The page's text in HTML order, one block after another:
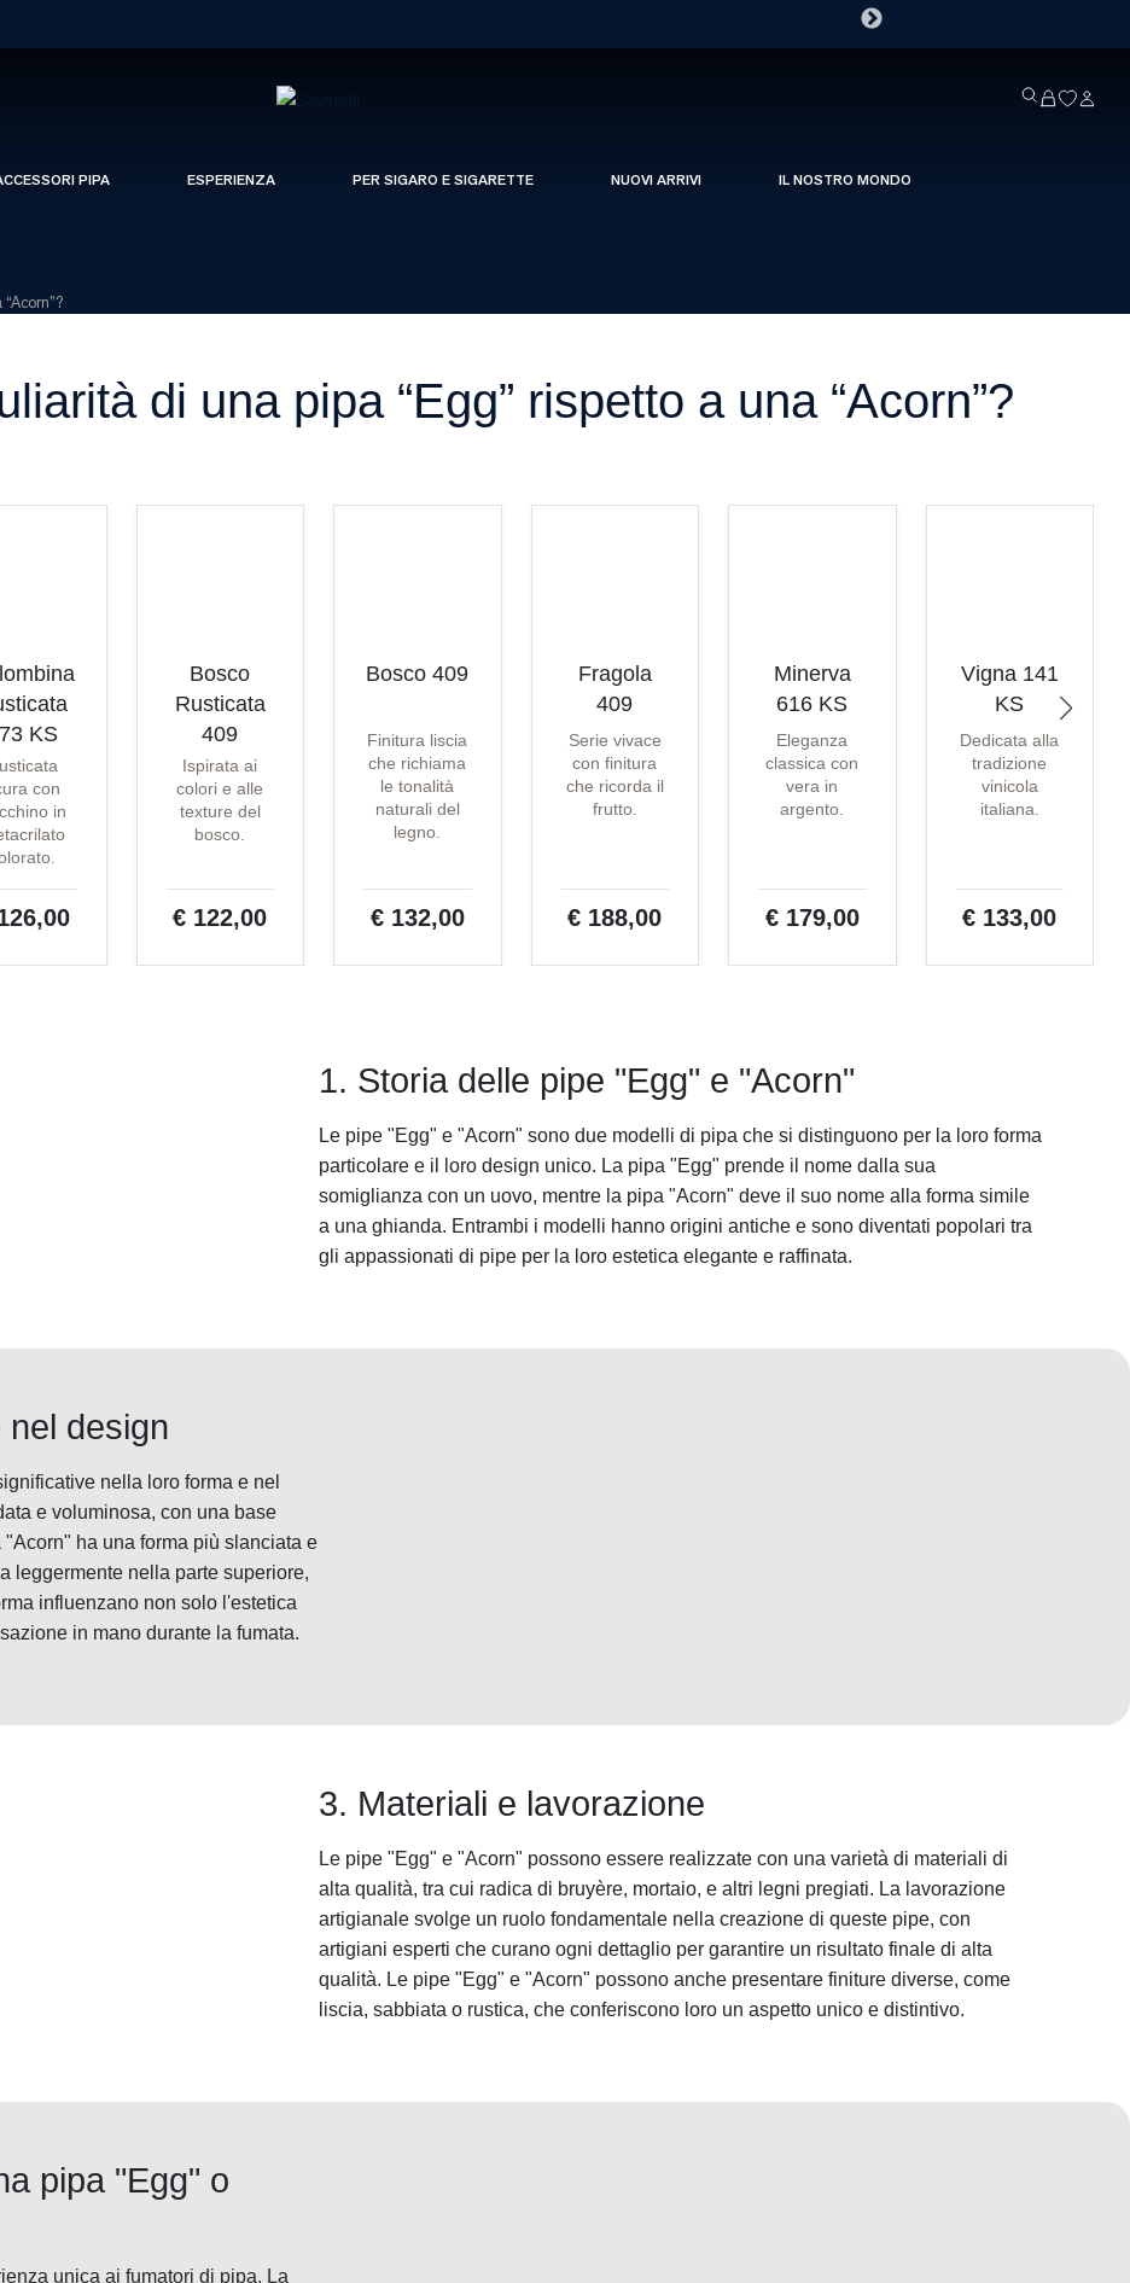
ACCESSORI PIPA ESPERIENZA PER SIGARO E SIGARETTE NUOVI ARRIVI IL NOSTRO MONDO
di una pipa “Egg” rispetto a una “Acorn”?
KS
con
in
Bosco
Rusticata
409
Ispirata ai
colori e alle
texture del
bosco.
€ 122,00
Bosco 409
Finitura liscia
che richiama
le tonalità
naturali del
legno.
€ 132,00
Fragola
409
Serie vivace
con finitura
che ricorda il
frutto.
€ 188,00
Minerva
616 KS
Eleganza
classica con
vera in
argento.
€ 179,00
Vigna 141
KS
Dedicata alla
tradizione
vinicola
italiana.
€ 133,00
1. Storia delle pipe "Egg" e "Acorn"
Le pipe "Egg" e "Acorn" sono due modelli di pipa che si distinguono per la loro forma
particolare e il loro design unico. La pipa "Egg" prende il nome dalla sua
somiglianza con un uovo, mentre la pipa "Acorn" deve il suo nome alla forma simile
a una ghianda. Entrambi i modelli hanno origini antiche e sono diventati popolari tra
gli appassionati di pipe per la loro estetica elegante e raffinata.
design
nella loro forma e nel
e voluminosa, con una base
ha una forma più slanciata e
leggermente nella parte superiore,
influenzano non solo l'estetica
in mano durante la fumata.
3. Materiali e lavorazione
Le pipe "Egg" e "Acorn" possono essere realizzate con una varietà di materiali di
alta qualità, tra cui radica di bruyère, mortaio, e altri legni pregiati. La lavorazione
artigianale svolge un ruolo fondamentale nella creazione di queste pipe, con
artigiani esperti che curano ogni dettaglio per garantire un risultato finale di alta
qualità. Le pipe "Egg" e "Acorn" possono anche presentare finiture diverse, come
liscia, sabbiata o rustica, che conferiscono loro un aspetto unico e distintivo.
pipa "Egg" o
unica ai fumatori di pipa. La